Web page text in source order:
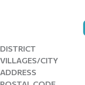
DISTRICT
VILLAGES/CITY
ADDRESS